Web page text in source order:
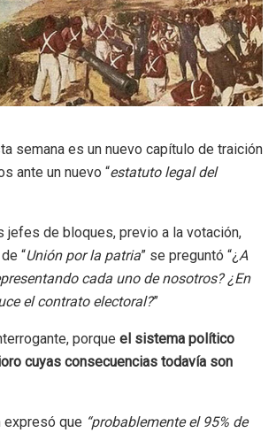
semana es un nuevo capítulo de traición
ante un nuevo “estatuto legal del
jefes de bloques, previo a la votación,
“Unión por la patria” se preguntó “¿ A
cada uno de nosotros? ¿En
el contrato electoral?”
porque el sistema político
cuyas consecuencias todavía son
expresó que “probablemente el 95% de